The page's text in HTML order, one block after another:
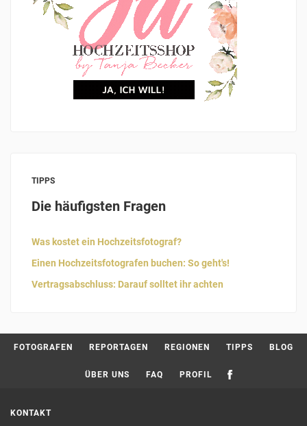
TIPPS
Die häufigsten Fragen
Was kostet ein Hochzeitsfotograf?
Einen Hochzeitsfotografen buchen: So geht's!
Vertragsabschluss: Darauf solltet ihr achten
FOTOGRAFEN REPORTAGEN REGIONEN TIPPS BLOG
ÜBER UNS FAQ PROFIL
KONTAKT